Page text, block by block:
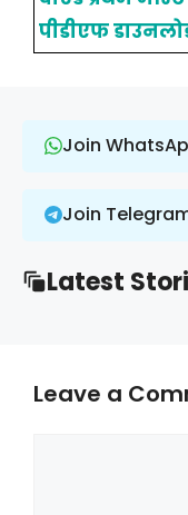
पीडीएफ
Join
Join
Latest
Leave a